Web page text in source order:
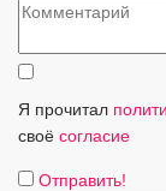
Я прочитал
своё согласие
Отправить!